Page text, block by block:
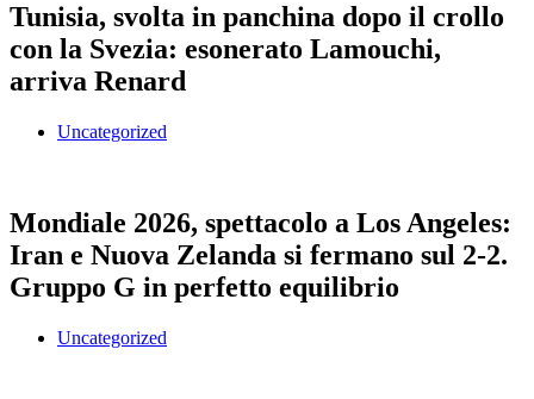
Tunisia, svolta in panchina dopo il crollo
con la Svezia: esonerato Lamouchi,
arriva Renard
Uncategorized
Mondiale 2026, spettacolo a Los Angeles:
Iran e Nuova Zelanda si fermano sul 2-2.
Gruppo G in perfetto equilibrio
Uncategorized